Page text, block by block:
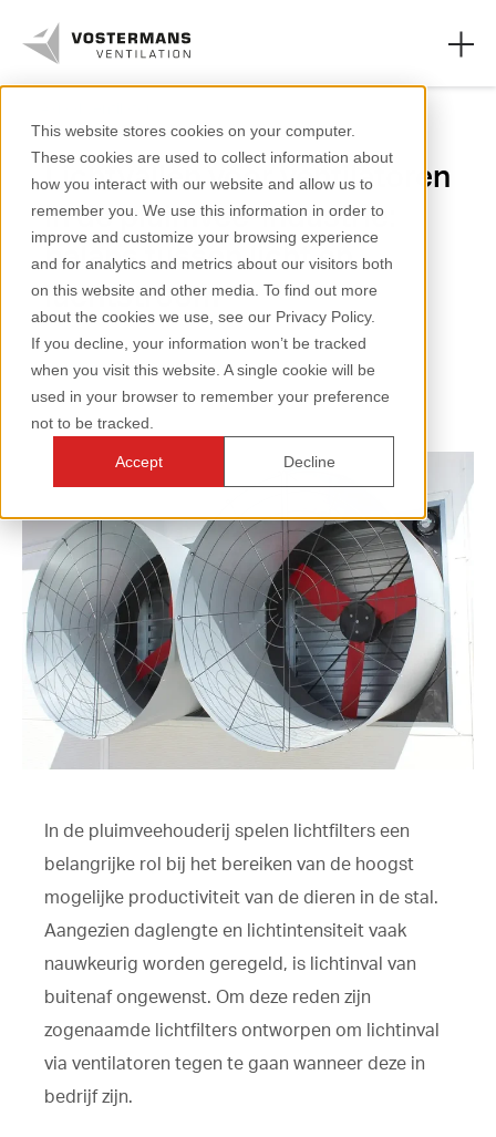
This website stores cookies on your computer.
These cookies are used to collect information about
how you interact with our website and allow us to
remember you. We use this information in order to
improve and customize your browsing experience
and for analytics and metrics about our visitors both
on this website and other media. To find out more
about the cookies we use, see our Privacy Policy.
If you decline, your information won’t be tracked
when you visit this website. A single cookie will be
used in your browser to remember your preference
not to be tracked.
Accept Decline
Ventilatoren
Agrarische oplossingen
Industriële oplossingen
Kennis
Over ons
+31 (0)77 389 32 32
ventilation@vostermans.com
Product selector
Vostermans Companies
Contact
Lichtvallen voor ventilatoren
in de pluimvee-industrie:
balans tussen licht en
luchtstroom
1 minuten lezen
In de pluimveehouderij spelen lichtfilters een
belangrijke rol bij het bereiken van de hoogst
mogelijke productiviteit van de dieren in de stal.
Aangezien daglengte en lichtintensiteit vaak
nauwkeurig worden geregeld, is lichtinval van
buitenaf ongewenst. Om deze reden zijn
zogenaamde lichtfilters ontworpen om lichtinval
via ventilatoren tegen te gaan wanneer deze in
bedrijf zijn.